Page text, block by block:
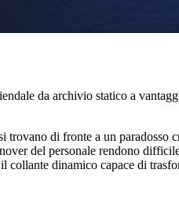
da archivio statico a
trovano di fronte a un
del personale rendono
collante dinamico capace di